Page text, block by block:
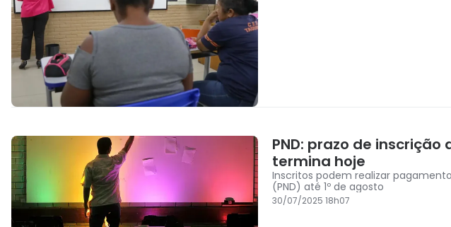
PND: prazo de
termina hoje
Inscritos podem realizar
(PND) até 1º de agosto
30/07/2025 18h07